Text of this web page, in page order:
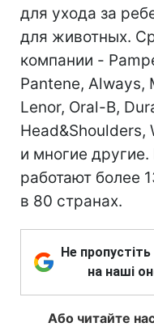
для ухода за
для животных.
компании -
Pantene, Always,
Lenor, Oral-B,
Head&Shoulders,
и многие
работают более
в 80 странах.
Не
на наші
Або читайте